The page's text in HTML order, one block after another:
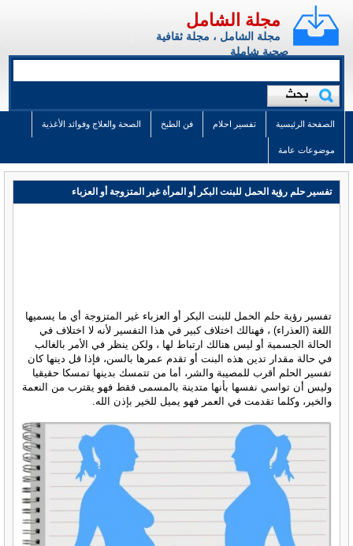
مجلة الشامل
مجلة الشامل ، مجلة ثقافية
صحية شاملة
الصفحة الرئيسية تفسير احلام فن الطبخ الصحة والعلاج وفوائد الأغذية
موضوعات عامة
تفسير حلم رؤية الحمل للبنت البكر أو المرأة غير المتزوجة أو العزباء
تفسير رؤية حلم الحمل للبنت البكر أو العزباء غير المتزوجة أي ما يسميها
اللغة (العذراء) ، فهنالك اختلاف كبير في هذا التفسير لأنه لا اختلاف في
الحالة الجسمية أو ليس هنالك ارتباط لها ، ولكن ينظر في الأمر بالغالب
في حالة مقدار تدين هذه البنت أو تقدم عمرها بالسن، فإذا قل دينها كان
تفسير الحلم أقرب للمصيبة والشر، أما من تتمسك بدينها تمسكا حقيقيا
وليس أن تواسي نفسها بأنها متدينة بالمسمى فقط فهو يقترب من النعمة
والخير، وكلما تقدمت في العمر فهو يميل للخير بإذن الله.